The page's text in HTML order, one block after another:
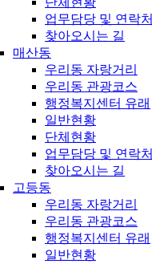
업무담당 및 연락처
찾아오시는 길
매산동
우리동 자랑거리
우리동 관광코스
행정복지센터 유래
일반현황
단체현황
업무담당 및 연락처
찾아오시는 길
고등동
우리동 자랑거리
우리동 관광코스
행정복지센터 유래
일반현황